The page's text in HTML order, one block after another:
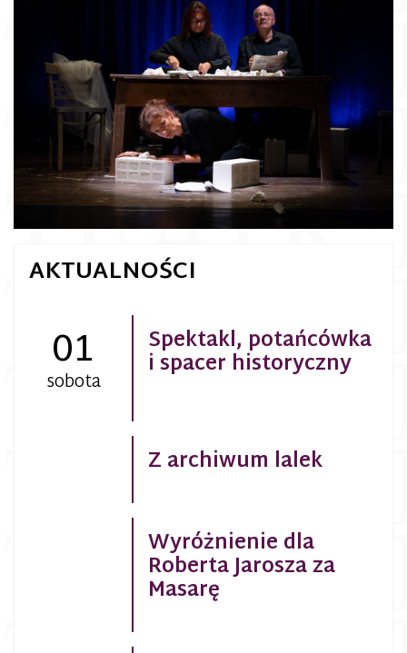
AKTUALNOŚCI
01
sobota
Spektakl, potańcówka
i spacer historyczny
Z archiwum lalek
Wyróżnienie dla
Roberta Jarosza za
Masarę